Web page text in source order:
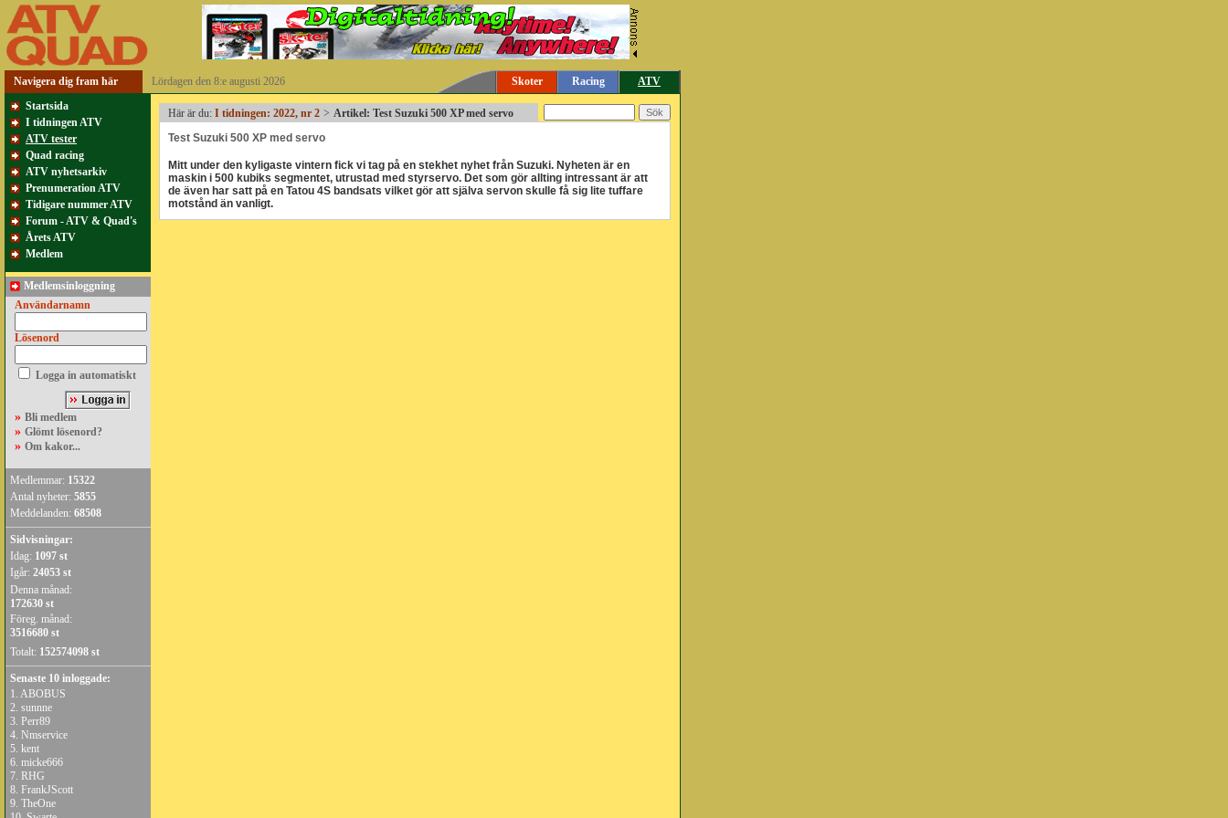
Navigera dig fram här Lördagen den 8:e augusti 2026 Skoter Racing
ATV
Startsida
I tidningen ATV
ATV tester
Quad racing
ATV nyhetsarkiv
Prenumeration ATV
Tidigare nummer ATV
Forum - ATV & Quad's
Årets ATV
Medlem
Medlemsinloggning
Användarnamn
Lösenord
Logga in automatiskt
» Bli medlem
» Glömt lösenord?
» Om kakor...
Medlemmar: 15322
Antal nyheter: 5855
Meddelanden: 68508
Sidvisningar:
Idag: 1097 st
Igår: 24053 st
Denna månad:
172630 st
Föreg. månad:
3516680 st
Totalt: 152574098 st
Senaste 10 inloggade:
1. ABOBUS
2. sunnne
3. Perr89
4. Nmservice
5. kent
6. micke666
7. RHG
8. FrankJScott
9. TheOne
Här är du: I tidningen: 2022, nr 2 > Artikel: Test Suzuki 500 XP med servo
Test Suzuki 500 XP med servo
Mitt under den kyligaste vintern fick vi tag på en stekhet nyhet från Suzuki. Nyheten är en
maskin i 500 kubiks segmentet, utrustad med styrservo. Det som gör allting intressant är att
de även har satt på en Tatou 4S bandsats vilket gör att själva servon skulle få sig lite tuffare
motstånd än vanligt.